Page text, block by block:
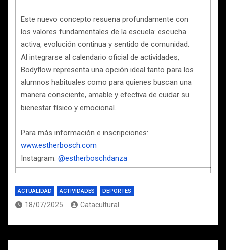
Este nuevo concepto resuena profundamente con
los valores fundamentales de la escuela: escucha
activa, evolución continua y sentido de comunidad.
Al integrarse al calendario oficial de actividades,
Bodyflow representa una opción ideal tanto para los
alumnos habituales como para quienes buscan una
manera consciente, amable y efectiva de cuidar su
bienestar físico y emocional.
Para más información e inscripciones:
www.estherbosch.com
Instagram: @estherboschdanza
ACTUALIDAD ACTIVIDADES DEPORTES
18/07/2025 Catacultural